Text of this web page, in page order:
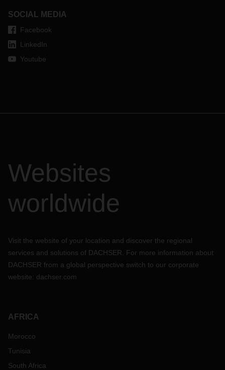
SOCIAL MEDIA
Facebook
LinkedIn
Youtube
Websites
worldwide
Visit the website of your location and discover the regional
services and solutions of DACHSER. For more information about
DACHSER from a global perspective switch to our corporate
website: dachser.com
AFRICA
Morocco
Tunisia
South Africa